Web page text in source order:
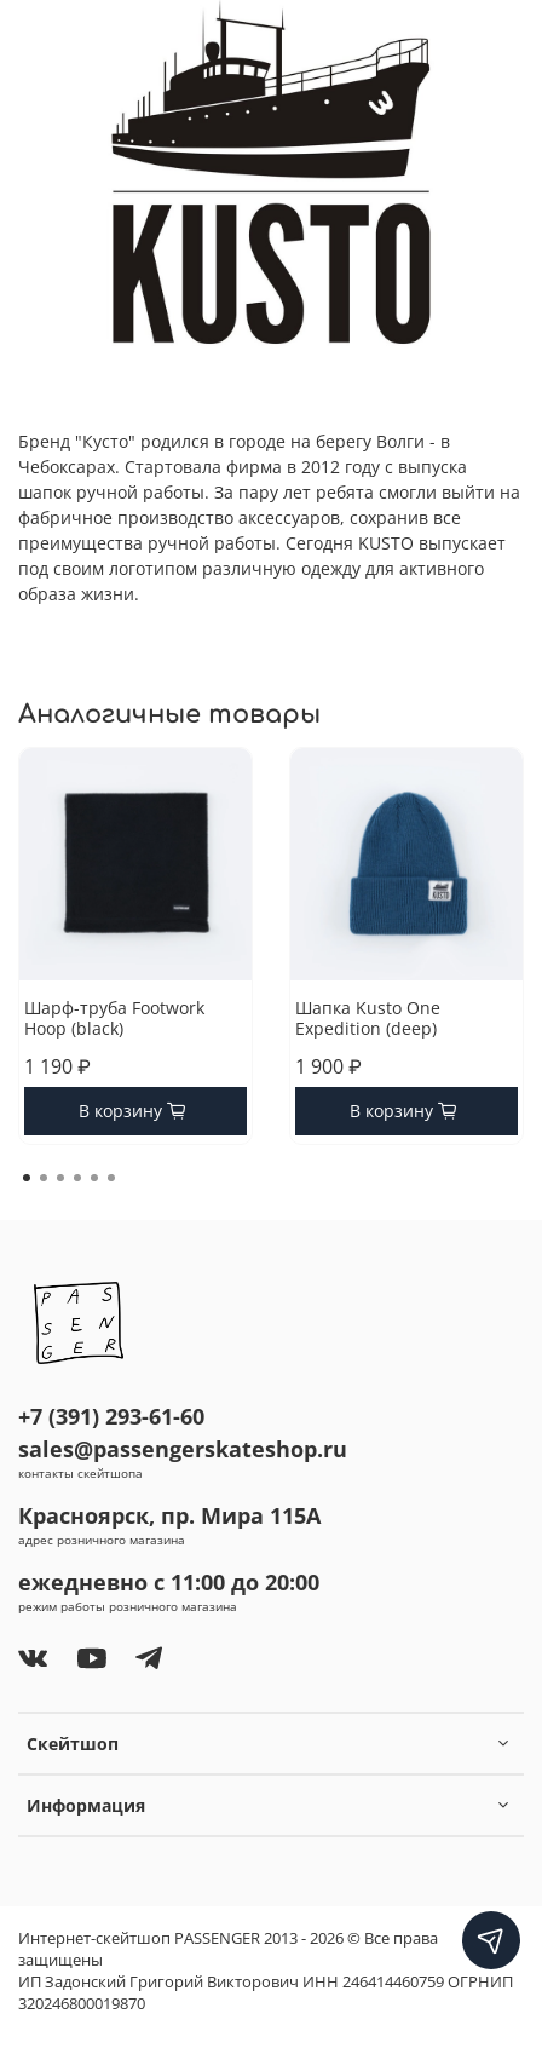
Бренд "Кусто" родился в городе на берегу Волги - в
Чебоксарах. Стартовала фирма в 2012 году с выпуска
шапок ручной работы. За пару лет ребята смогли выйти на
фабричное производство аксессуаров, сохранив все
преимущества ручной работы. Сегодня KUSTO выпускает
под своим логотипом различную одежду для активного
образа жизни.
Аналогичные товары
Шарф-труба Footwork
Hoop (black)
1 190 ₽
В корзину
Шапка Kusto One
Expedition (deep)
1 900 ₽
В корзину
Скейтшоп
Информация
+7 (391) 293-61-60
sales@passengerskateshop.ru
контакты скейтшопа
Красноярск, пр. Мира 115А
адрес розничного магазина
ежедневно с 11:00 до 20:00
режим работы розничного магазина
Интернет-скейтшоп PASSENGER 2013 - 2026 © Все права
защищены
ИП Задонский Григорий Викторович ИНН 246414460759 ОГРНИП
320246800019870